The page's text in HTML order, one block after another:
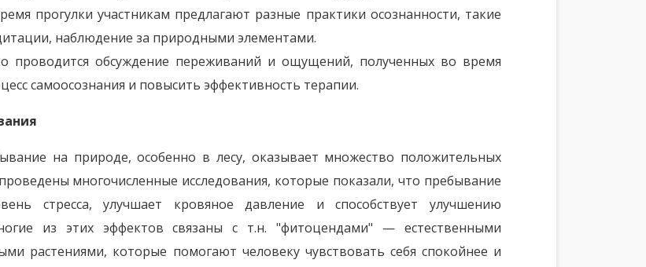
прогулки участникам предлагают разные практики осознанности, такие
наблюдение за природными элементами.
проводится обсуждение переживаний и ощущений, полученных во время
самоосознания и повысить эффективность терапии.
на природе, особенно в лесу, оказывает множество положительных
многочисленные исследования, которые показали, что пребывание
стресса, улучшает кровяное давление и способствует улучшению
из этих эффектов связаны с т.н. "фитоцендами" — естественными
растениями, которые помогают человеку чувствовать себя спокойнее и